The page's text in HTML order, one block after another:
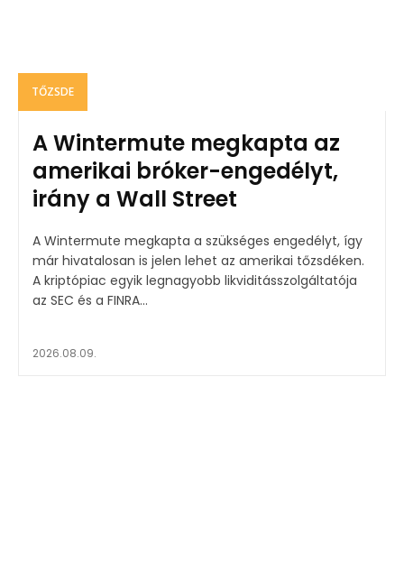
TŐZSDE
A Wintermute megkapta az
amerikai bróker-engedélyt,
irány a Wall Street
A Wintermute megkapta a szükséges engedélyt, így
már hivatalosan is jelen lehet az amerikai tőzsdéken.
A kriptópiac egyik legnagyobb likviditásszolgáltatója
az SEC és a FINRA...
2026.08.09.